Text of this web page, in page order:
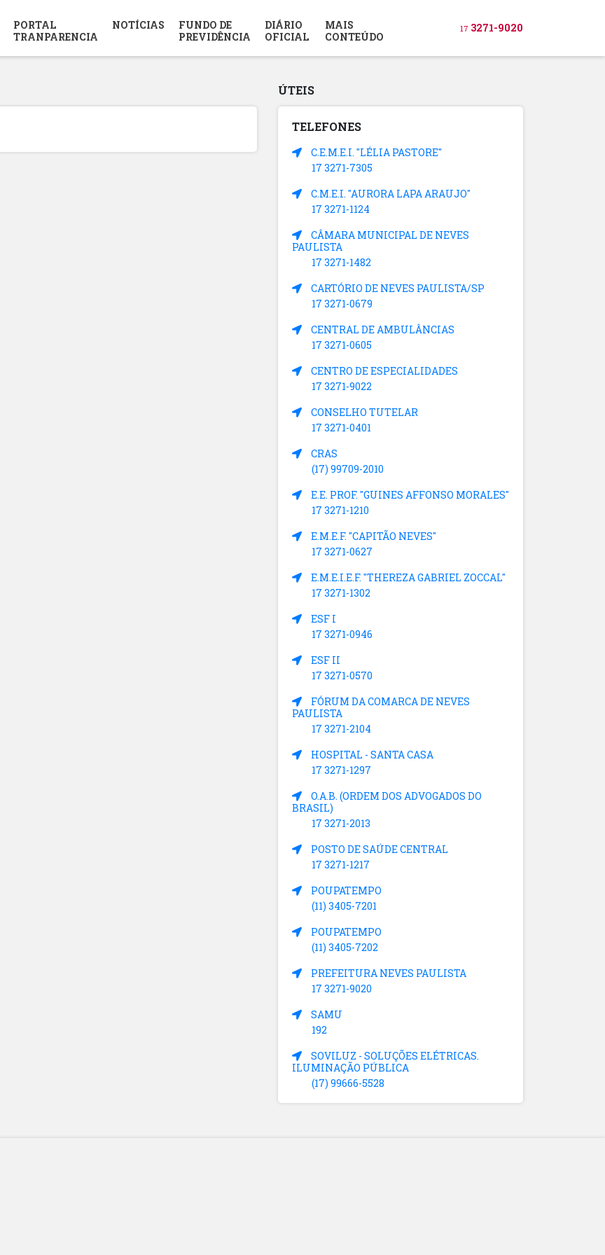
PORTAL
TRANPARENCIA
NOTÍCIAS
FUNDO DE
PREVIDÊNCIA
DIÁRIO
OFICIAL
MAIS
CONTEÚDO
17 3271-9020
ÚTEIS
TELEFONES
C.E.M.E.I. "LÉLIA PASTORE"
17 3271-7305
C.M.E.I. "AURORA LAPA ARAUJO"
17 3271-1124
CÂMARA MUNICIPAL DE NEVES
PAULISTA
17 3271-1482
CARTÓRIO DE NEVES PAULISTA/SP
17 3271-0679
CENTRAL DE AMBULÂNCIAS
17 3271-0605
CENTRO DE ESPECIALIDADES
17 3271-9022
CONSELHO TUTELAR
17 3271-0401
CRAS
(17) 99709-2010
E.E. PROF. "GUINES AFFONSO MORALES"
17 3271-1210
E.M.E.F. "CAPITÃO NEVES"
17 3271-0627
E.M.E.I.E.F. "THEREZA GABRIEL ZOCCAL"
17 3271-1302
ESF I
17 3271-0946
ESF II
17 3271-0570
FÓRUM DA COMARCA DE NEVES
PAULISTA
17 3271-2104
HOSPITAL - SANTA CASA
17 3271-1297
O.A.B. (ORDEM DOS ADVOGADOS DO
BRASIL)
17 3271-2013
POSTO DE SAÚDE CENTRAL
17 3271-1217
POUPATEMPO
(11) 3405-7201
POUPATEMPO
(11) 3405-7202
PREFEITURA NEVES PAULISTA
17 3271-9020
SAMU
192
SOVILUZ - SOLUÇÕES ELÉTRICAS.
ILUMINAÇÃO PÚBLICA
(17) 99666-5528